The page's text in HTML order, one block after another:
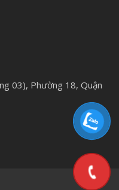
03), Phường 18, Quận